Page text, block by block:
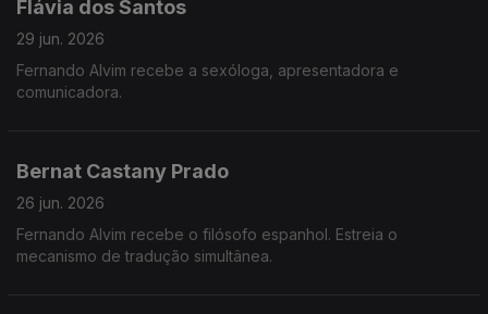
Flávia dos Santos
29 jun. 2026
Fernando Alvim recebe a sexóloga, apresentadora e
comunicadora.
Bernat Castany Prado
26 jun. 2026
Fernando Alvim recebe o filósofo espanhol. Estreia o
mecanismo de tradução simultânea.